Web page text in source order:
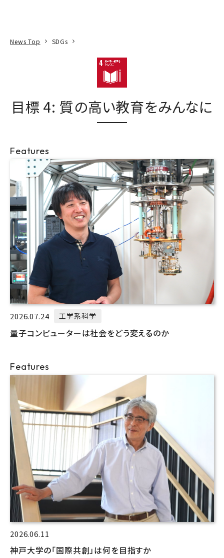
News Top SDGs
目標 4: 質の高い教育をみんなに
Features
2026.07.24 工学系科学
量子コンピューターは社会をどう変えるのか
Features
2026.06.11
神戸大学の「国際共創」は何を目指すか